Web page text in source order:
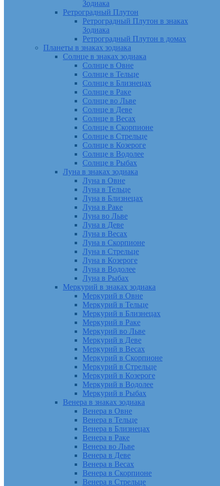
Зодиака
Ретроградный Плутон
Ретроградный Плутон в знаках
Зодиака
Ретроградный Плутон в домах
Планеты в знаках зодиака
Солнце в знаках зодиака
Солнце в Овне
Солнце в Тельце
Солнце в Близнецах
Солнце в Раке
Солнце во Льве
Солнце в Деве
Солнце в Весах
Солнце в Скорпионе
Солнце в Стрельце
Солнце в Козероге
Солнце в Водолее
Солнце в Рыбах
Луна в знаках зодиака
Луна в Овне
Луна в Тельце
Луна в Близнецах
Луна в Раке
Луна во Льве
Луна в Деве
Луна в Весах
Луна в Скорпионе
Луна в Стрельце
Луна в Козероге
Луна в Водолее
Луна в Рыбах
Меркурий в знаках зодиака
Меркурий в Овне
Меркурий в Тельце
Меркурий в Близнецах
Меркурий в Раке
Меркурий во Льве
Меркурий в Деве
Меркурий в Весах
Меркурий в Скорпионе
Меркурий в Стрельце
Меркурий в Козероге
Меркурий в Водолее
Меркурий в Рыбах
Венера в знаках зодиака
Венера в Овне
Венера в Тельце
Венера в Близнецах
Венера в Раке
Венера во Льве
Венера в Деве
Венера в Весах
Венера в Скорпионе
Венера в Стрельце